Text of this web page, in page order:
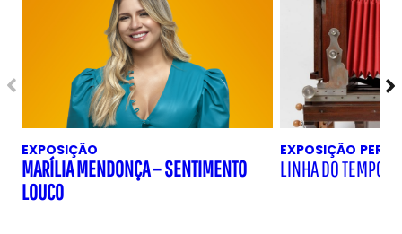
EXPOSIÇÃO
MARÍLIA MENDONÇA – SENTIMENTO
LOUCO
EXPOSIÇÃO
LINHA DO TEMPO